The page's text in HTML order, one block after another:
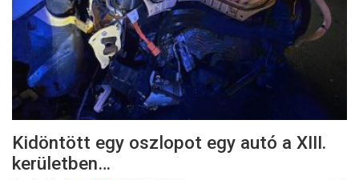
Kidöntött egy oszlopot egy autó a XIII.
kerületben…